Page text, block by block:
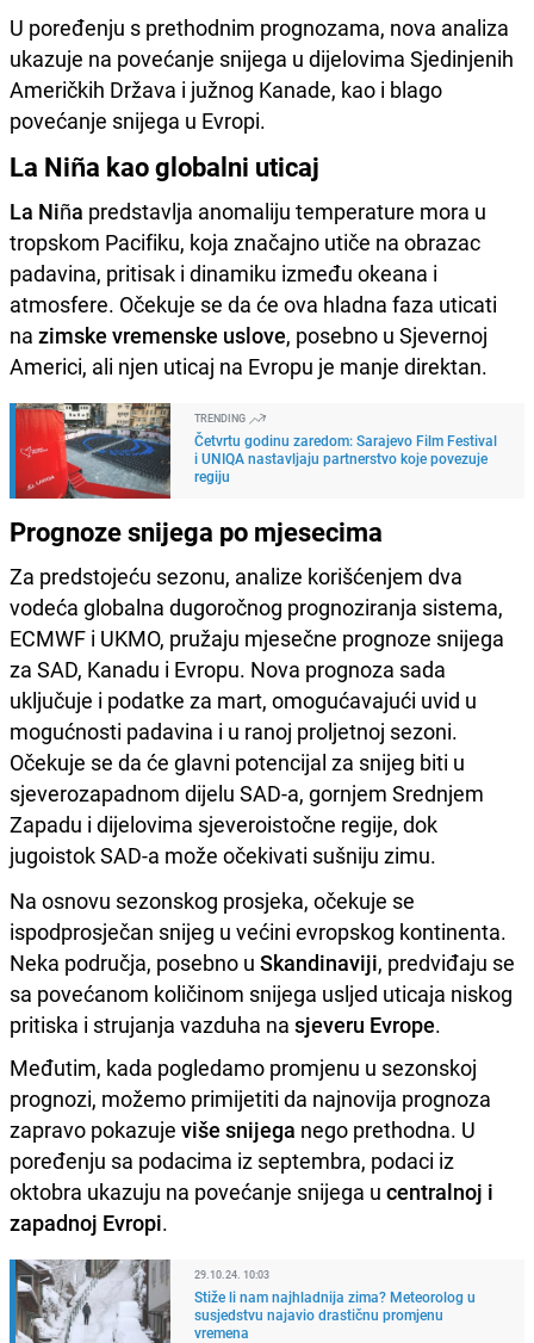
U poređenju s prethodnim prognozama, nova analiza
ukazuje na povećanje snijega u dijelovima Sjedinjenih
Američkih Država i južnog Kanade, kao i blago
povećanje snijega u Evropi.
La Niña kao globalni uticaj
La Niña predstavlja anomaliju temperature mora u
tropskom Pacifiku, koja značajno utiče na obrazac
padavina, pritisak i dinamiku između okeana i
atmosfere. Očekuje se da će ova hladna faza uticati
na zimske vremenske uslove, posebno u Sjevernoj
Americi, ali njen uticaj na Evropu je manje direktan.
TRENDING
Četvrtu godinu zaredom: Sarajevo Film Festival
i UNIQA nastavljaju partnerstvo koje povezuje
regiju
Prognoze snijega po mjesecima
Za predstojeću sezonu, analize korišćenjem dva
vodeća globalna dugoročnog prognoziranja sistema,
ECMWF i UKMO, pružaju mjesečne prognoze snijega
za SAD, Kanadu i Evropu. Nova prognoza sada
uključuje i podatke za mart, omogućavajući uvid u
mogućnosti padavina i u ranoj proljetnoj sezoni.
Očekuje se da će glavni potencijal za snijeg biti u
sjeverozapadnom dijelu SAD-a, gornjem Srednjem
Zapadu i dijelovima sjeveroistočne regije, dok
jugoistok SAD-a može očekivati sušniju zimu.
Na osnovu sezonskog prosjeka, očekuje se
ispodprosječan snijeg u većini evropskog kontinenta.
Neka područja, posebno u Skandinaviji, predviđaju se
sa povećanom količinom snijega usljed uticaja niskog
pritiska i strujanja vazduha na sjeveru Evrope.
Međutim, kada pogledamo promjenu u sezonskoj
prognozi, možemo primijetiti da najnovija prognoza
zapravo pokazuje više snijega nego prethodna. U
poređenju sa podacima iz septembra, podaci iz
oktobra ukazuju na povećanje snijega u centralnoj i
zapadnoj Evropi.
29.10.24. 10:03
Stiže li nam najhladnija zima? Meteorolog u
susjedstvu najavio drastičnu promjenu
vremena